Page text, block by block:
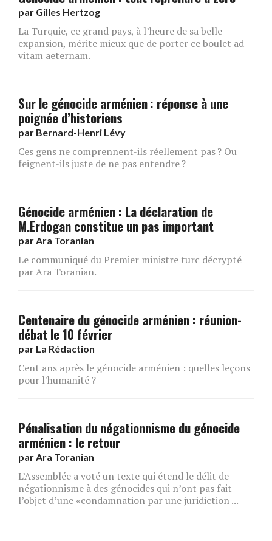
par Gilles Hertzog
La Turquie, ce grand pays, à l’heure de sa belle
expansion, mérite mieux que de porter ce boulet ad
vitam aeternam.
Sur le génocide arménien : réponse à une
poignée d’historiens
par Bernard-Henri Lévy
Ces gens ne comprennent-ils réellement pas ? Ou
feignent-ils juste de ne pas entendre ?
Génocide arménien : La déclaration de
M.Erdogan constitue un pas important
parAra Toranian
Le communiqué du Premier ministre turc décrypté
par Ara Toranian.
Centenaire​ du génocide arménien : réunion-
débat le 10 février
par La Rédaction
Cent ans après le génocide arménien : quelles leçons
pour l'humanité ?
Pénalisation du négationnisme du génocide
arménien : le retour
parAra Toranian
L’Assemblée a voté un texte qui étend le délit de
négationnisme à des génocides qui n’ont pas fait
l’objet d’une «condamnation par une juridiction ...